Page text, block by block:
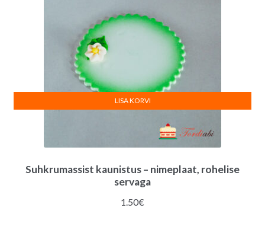
Suhkrumassist kaunistus – nimeplaat, rohelise
servaga
1.50€
LISA KORVI